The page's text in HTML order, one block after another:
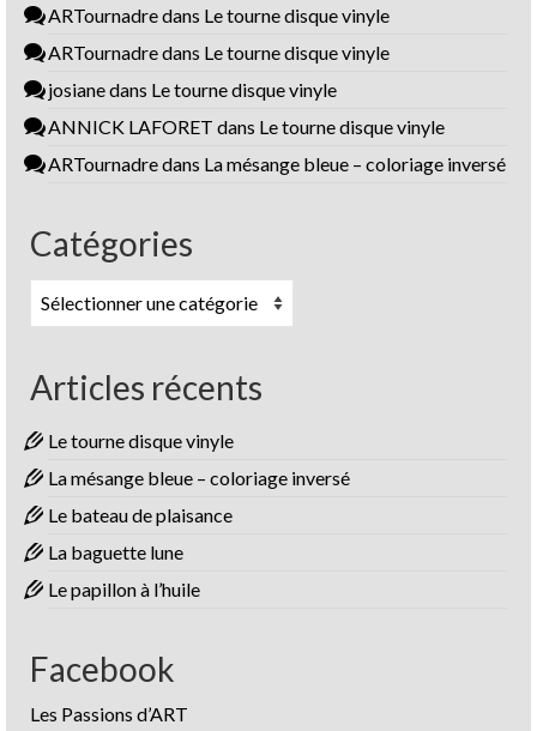
ARTournadredans Le tourne disque vinyle
ARTournadredans Le tourne disque vinyle
josianedans Le tourne disque vinyle
ANNICK LAFORET dans Le tourne disque vinyle
ARTournadredans La mésange bleue – coloriage inversé
Catégories
Catégories
Articles récents
Le tourne disque vinyle
La mésange bleue – coloriage inversé
Le bateau de plaisance
La baguette lune
Le papillon à l’huile
Facebook
Les Passions d’ART